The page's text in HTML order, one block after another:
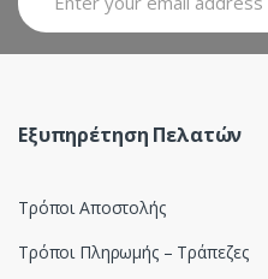
Εξυπηρέτηση Πελατών
Τρόποι Αποστολής
Τρόποι Πληρωμής – Τράπεζες